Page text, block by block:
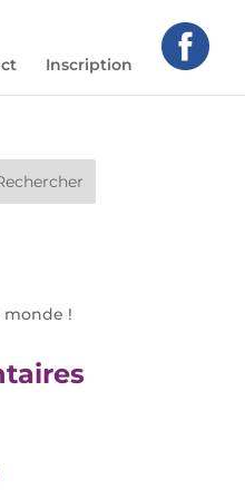
Inscription
!